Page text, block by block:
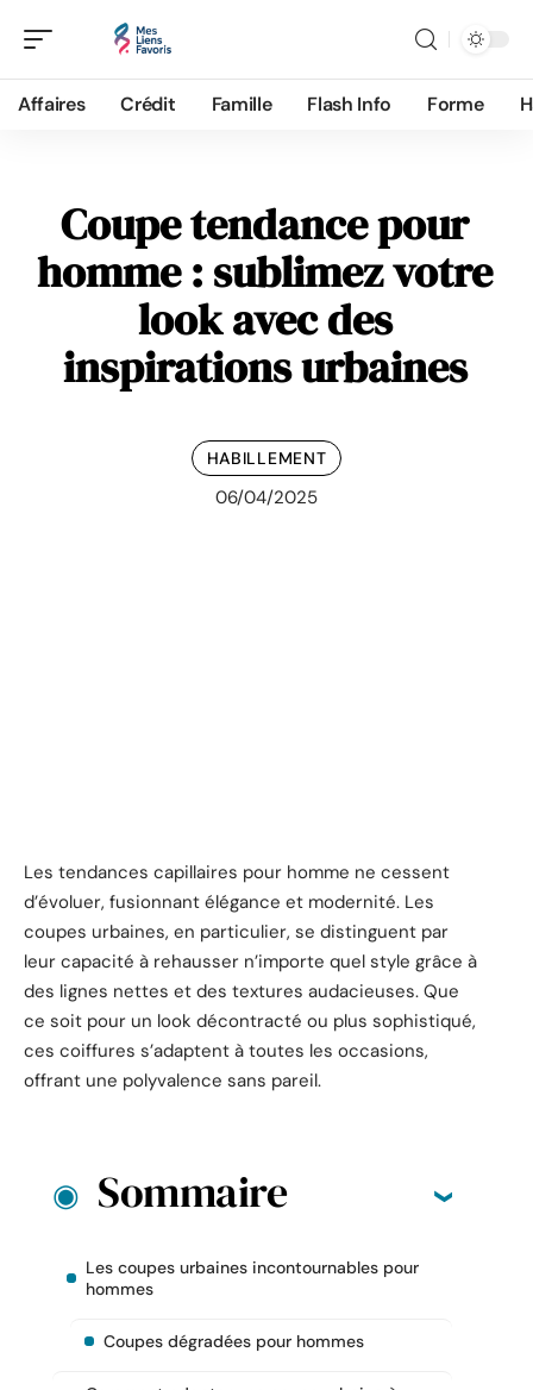
Affaires Crédit Famille Flash Info Forme
Coupe tendance pour
homme : sublimez votre
look avec des
inspirations urbaines
HABILLEMENT
06/04/2025
Les tendances capillaires pour homme ne cessent
d’évoluer, fusionnant élégance et modernité. Les
coupes urbaines, en particulier, se distinguent par
leur capacité à rehausser n’importe quel style grâce à
des lignes nettes et des textures audacieuses. Que
ce soit pour un look décontracté ou plus sophistiqué,
ces coiffures s’adaptent à toutes les occasions,
offrant une polyvalence sans pareil.
Sommaire
Les coupes urbaines incontournables pour
hommes
Coupes dégradées pour hommes